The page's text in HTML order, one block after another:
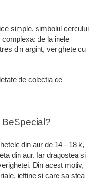
simple, simbolul cercului
de la inele
din argint, verighete cu
de colectia de
din aur de 14 - 18 k,
din aur. Iar dragostea si
Din acest motiv,
ieftine si care sa stea